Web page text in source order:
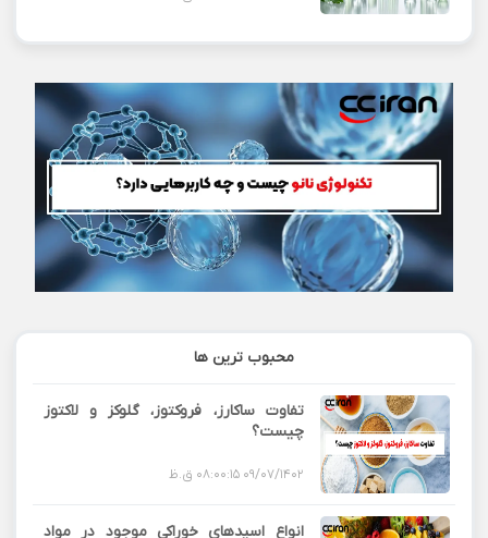
محبوب ترین ها
تفاوت ساکارز، فروکتوز، گلوکز و لاکتوز
چیست؟
09/07/1402 08:00:15 ق.ظ
انواع اسیدهای خوراکی موجود در مواد